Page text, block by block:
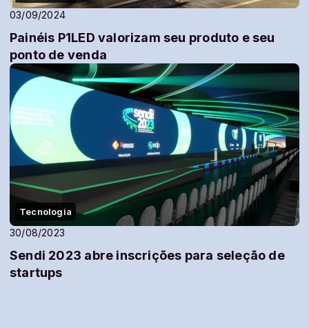
03/09/2024
Painéis P1LED valorizam seu produto e seu
ponto de venda
Tecnologia
30/08/2023
Sendi 2023 abre inscrições para seleção de
startups